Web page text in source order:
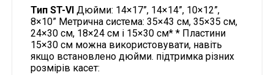
Тип ST-VI Дюйми: 14×17”, 14×14”, 10×12”,
8×10” Метрична система: 35×43 см, 35×35 см,
24×30 см, 18×24 см і 15×30 см* * Пластини
15×30 см можна використовувати, навіть
якщо встановлено дюйми. підтримка різних
розмірів касет: